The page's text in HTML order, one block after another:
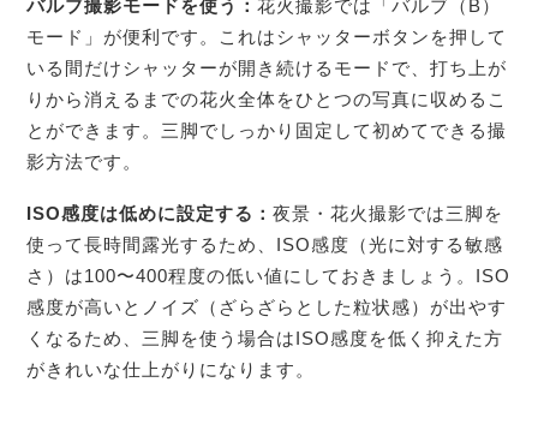
バルブ撮影モードを使う：花火撮影では「バルブ（B）
モード」が便利です。これはシャッターボタンを押して
いる間だけシャッターが開き続けるモードで、打ち上が
りから消えるまでの花火全体をひとつの写真に収めるこ
とができます。三脚でしっかり固定して初めてできる撮
影方法です。
ISO感度は低めに設定する：夜景・花火撮影では三脚を
使って長時間露光するため、ISO感度（光に対する敏感
さ）は100〜400程度の低い値にしておきましょう。ISO
感度が高いとノイズ（ざらざらとした粒状感）が出やす
くなるため、三脚を使う場合はISO感度を低く抑えた方
がきれいな仕上がりになります。